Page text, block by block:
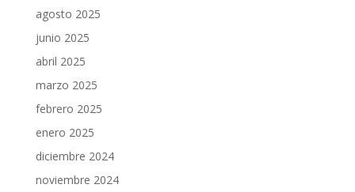
agosto 2025
junio 2025
abril 2025
marzo 2025
febrero 2025
enero 2025
diciembre 2024
noviembre 2024